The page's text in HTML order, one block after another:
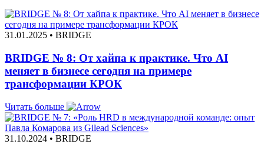
31.01.2025 • BRIDGE
BRIDGE № 8: От хайпа к практике. Что AI
меняет в бизнесе сегодня на примере
трансформации КРОК
Читать больше
31.10.2024 • BRIDGE